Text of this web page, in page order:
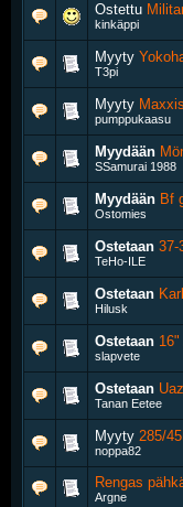
Ostettu
kinkäppi
Myyty
T3pi
Myyty
pumppukaasu
Myydään
SSamurai 1988
Myydään Bf
Ostomies
Ostetaan 37-
TeHo-ILE
Ostetaan
Hilusk
Ostetaan
slapvete
Ostetaan
Tanan Eetee
Myyty 285/
noppa82
Rengas
Argne